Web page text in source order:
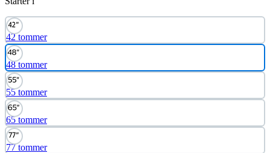
42 tommer
48 tommer
55 tommer
65 tommer
77 tommer